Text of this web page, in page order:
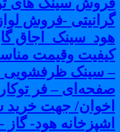
-فروش
گاز
وقیمت
سینک ظرفشویی -
– فر توکار
جهت خرید
هود- گاز -